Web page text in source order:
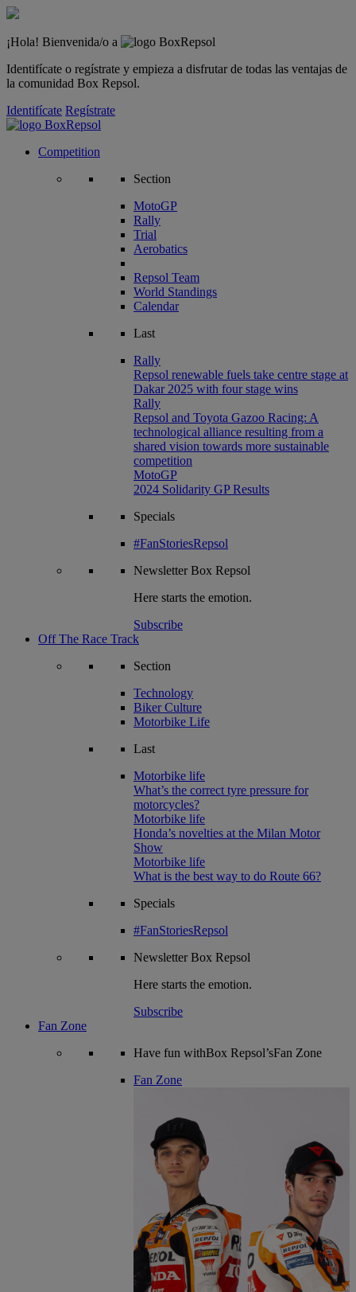
¡Hola! Bienvenida/o a
Identifícate o regístrate y empieza a disfrutar de todas las ventajas de
la comunidad Box Repsol.
Identifícate Regístrate
Competition
Section
MotoGP
Rally
Trial
Aerobatics
Repsol Team
World Standings
Calendar
Last
Rally
Repsol renewable fuels take centre stage at
Dakar 2025 with four stage wins
Rally
Repsol and Toyota Gazoo Racing: A
technological alliance resulting from a
shared vision towards more sustainable
competition
MotoGP
2024 Solidarity GP Results
Specials
#FanStoriesRepsol
NewsletterBox Repsol
Here starts the emotion.
Subscribe
Off The Race Track
Section
Technology
Biker Culture
Motorbike Life
Last
Motorbike life
What’s the correct tyre pressure for
motorcycles?
Motorbike life
Honda’s novelties at the Milan Motor
Show
Motorbike life
What is the best way to do Route 66?
Specials
#FanStoriesRepsol
NewsletterBox Repsol
Here starts the emotion.
Subscribe
Fan Zone
Have fun withBox Repsol’sFan Zone
Fan Zone